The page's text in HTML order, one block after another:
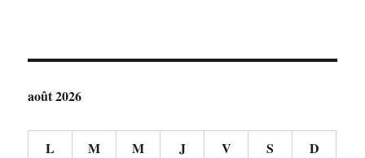
août 2026
L M M J V S D